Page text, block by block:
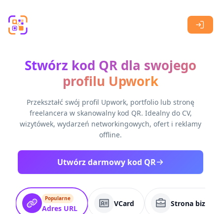
Stwórz kod QR dla swojego
profilu Upwork
Przekształć swój profil Upwork, portfolio lub stronę
freelancera w skanowalny kod QR. Idealny do CV,
wizytówek, wydarzeń networkingowych, ofert i reklamy
offline.
Utwórz darmowy kod QR
Popularne
Adres URL
VCard Strona